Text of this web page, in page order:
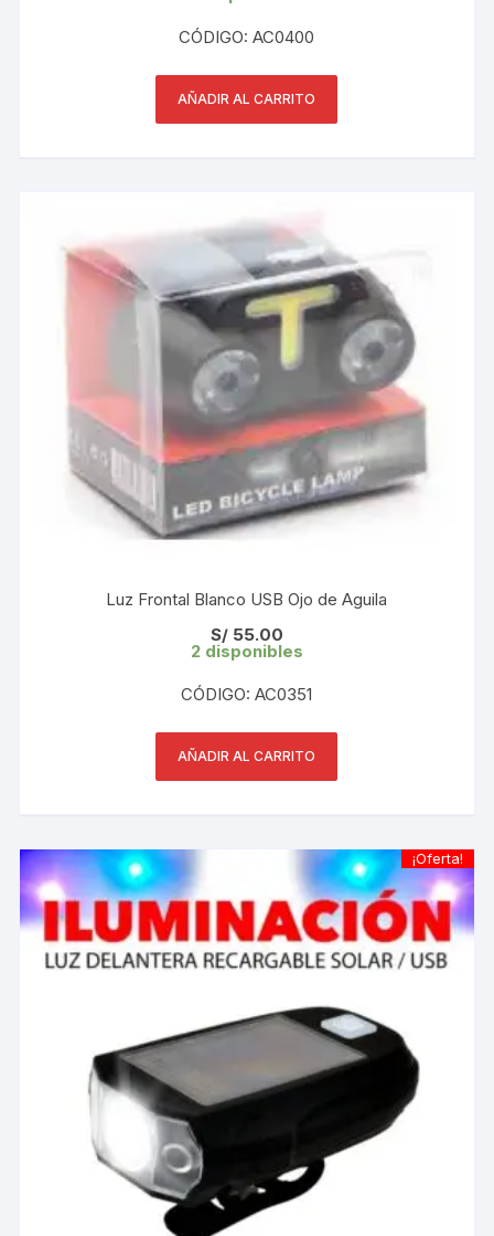
CÓDIGO: AC0400
AÑADIR AL CARRITO
Luz Frontal Blanco USB Ojo de Aguila
S/55.00
2 disponibles
CÓDIGO: AC0351
AÑADIR AL CARRITO
¡Oferta!